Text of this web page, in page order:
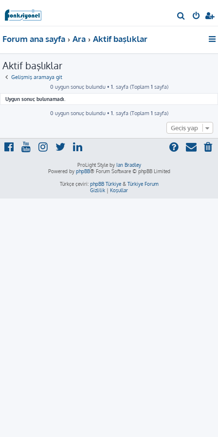
r
Forum ana sayfa Ara Aktif başlıklar
Aktif başlıklar
Gelişmiş aramaya git
0 uygun sonuç bulundu • 1 . sayfa (Toplam 1 sayfa)
Uygun sonuç bulunamadı.
0 uygun sonuç bulundu • 1 . sayfa (Toplam 1 sayfa)
Geçiş yap
ProLight Style by Ian Bradley
Powered by phpBB® Forum Software © phpBB Limited
Türkçe çeviri: phpBB Türkiye& Türkiye Forum
Gizlilik | Koşullar